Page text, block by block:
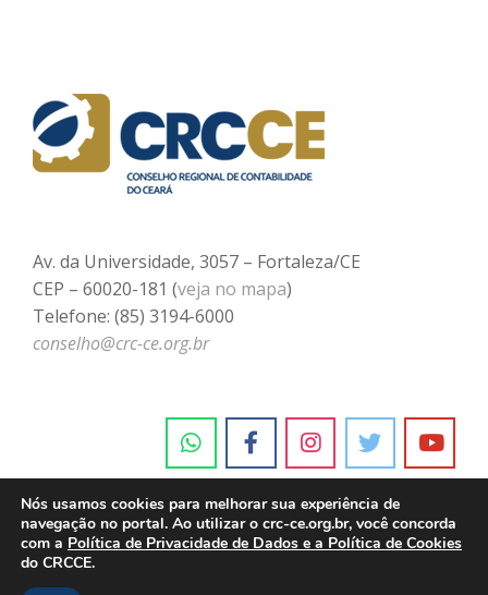
Av. da Universidade, 3057 – Fortaleza/CE
CEP – 60020-181 (veja no mapa)
Telefone: (85) 3194-6000
conselho@crc-ce.org.br
Nós usamos cookies para melhorar sua experiência de
navegação no portal. Ao utilizar o crc-ce.org.br, você concorda
com a Política de Privacidade de Dados e a Política de Cookies
do CRCCE.